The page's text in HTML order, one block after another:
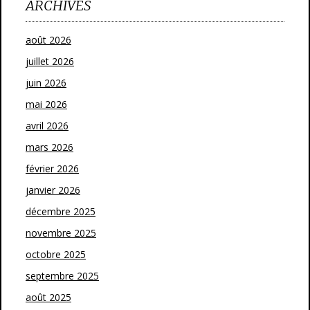
ARCHIVES
août 2026
juillet 2026
juin 2026
mai 2026
avril 2026
mars 2026
février 2026
janvier 2026
décembre 2025
novembre 2025
octobre 2025
septembre 2025
août 2025